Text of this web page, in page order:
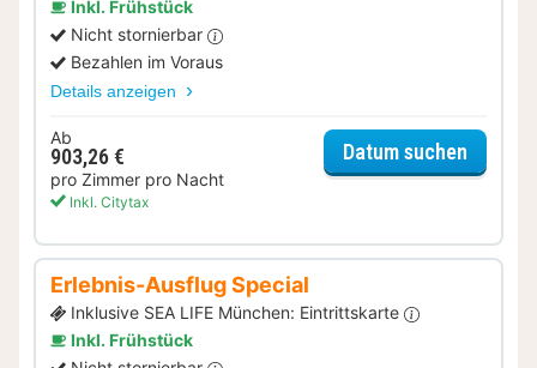
Inkl. Frühstück
Nicht stornierbar
Bezahlen im Voraus
Details anzeigen
Ab
903,26 €
pro Zimmer pro Nacht
Inkl. Citytax
Datum suchen
Erlebnis-Ausflug Special
Inklusive SEA LIFE München: Eintrittskarte
Inkl. Frühstück